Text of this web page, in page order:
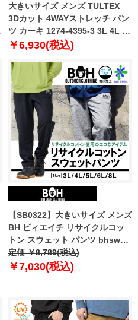
大きいサイズ メンズ TULTEX
3Dカット 4WAYストレッチ パン
ツ カーキ 1274-4395-3 3L 4L 5L
6L 7L 8L
￥6,930(税込)
【SB0322】大きいサイズ メンズ
BH ビィエイチ リサイクルコッ
トン スウェット パンツ bhswp-
240101
定価 ￥8,789(税込)
￥7,030(税込)